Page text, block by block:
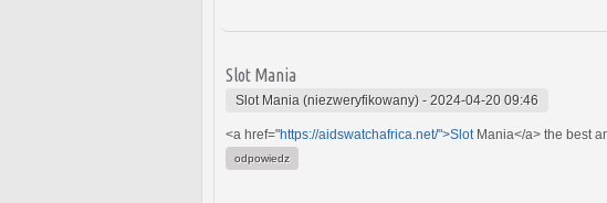
Slot Mania
Slot Mania (niezweryfikowany) - 2024-04-20 09:46
<a href="https://aidswatchafrica.net/">Slot Mania</a> the best
odpowiedz